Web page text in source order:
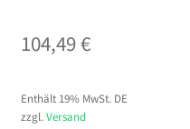
104,49€
Enthält 19% MwSt. DE
zzgl. Versand